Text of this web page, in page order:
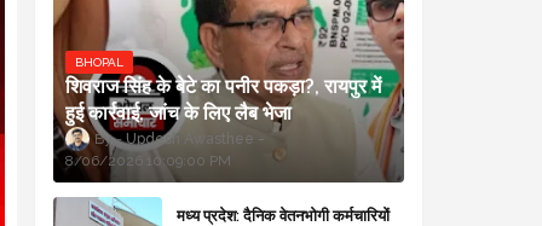
BHOPAL
शिवराज सिंह के बेटे का पनीर पकड़ा?, रायपुर में
हुई कार्रवाई, जांच के लिए लैब भेजा
Updesh Awasthee
8/06/2026 10:09:00 PM
मध्य प्रदेश: दैनिक वेतनभोगी कर्मचारियों